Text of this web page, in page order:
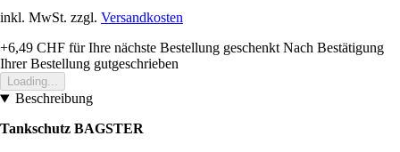
inkl. MwSt. zzgl. Versandkosten
+6,49 CHF für Ihre nächste Bestellung geschenkt Nach Bestätigung
Ihrer Bestellung gutgeschrieben
Loading...
Beschreibung
Tankschutz BAGSTER